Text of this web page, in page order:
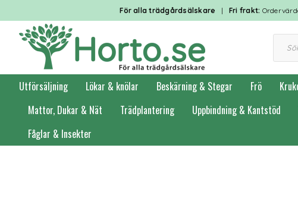
För alla trädgårdsälskare | Fri frakt:
Utförsäljning Lökar & knölar Beskärning & Stegar Frö
Mattor, Dukar & Nät
Trädplantering Uppbindning & Kantstöd
Fåglar & Insekter
Förstasidan Uteliv